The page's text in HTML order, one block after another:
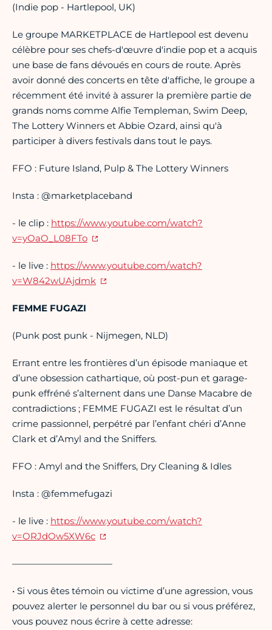
(Indie pop - Hartlepool, UK)
Le groupe MARKETPLACE de Hartlepool est devenu
célèbre pour ses chefs-d'œuvre d'indie pop et a acquis
une base de fans dévoués en cours de route. Après
avoir donné des concerts en tête d'affiche, le groupe a
récemment été invité à assurer la première partie de
grands noms comme Alfie Templeman, Swim Deep,
The Lottery Winners et Abbie Ozard, ainsi qu'à
participer à divers festivals dans tout le pays.
FFO : Future Island, Pulp & The Lottery Winners
Insta : @marketplaceband
- le clip : https://www.youtube.com/watch?
v=yOaO_L08FTo
- le live : https://www.youtube.com/watch?
v=W842wUAjdmk
FEMME FUGAZI
(Punk post punk - Nijmegen, NLD)
Errant entre les frontières d’un épisode maniaque et
d’une obsession cathartique, où post-pun et garage-
punk effréné s’alternent dans une Danse Macabre de
contradictions ; FEMME FUGAZI est le résultat d’un
crime passionnel, perpétré par l’enfant chéri d’Anne
Clark et d’Amyl and the Sniffers.
FFO : Amyl and the Sniffers, Dry Cleaning & Idles
Insta : @femmefugazi
- le live : https://www.youtube.com/watch?
v=ORJdOw5XW6c
———————————
• Si vous êtes témoin ou victime d’une agression, vous
pouvez alerter le personnel du bar ou si vous préférez,
vous pouvez nous écrire à cette adresse: